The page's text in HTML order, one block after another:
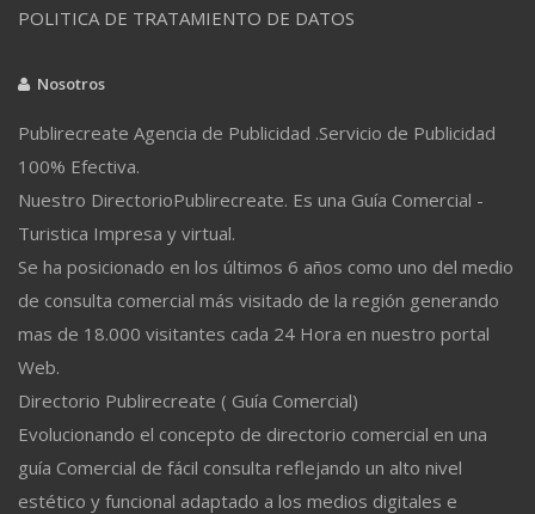
POLITICA DE TRATAMIENTO DE DATOS
Nosotros
Publirecreate Agencia de Publicidad .Servicio de Publicidad
100% Efectiva.
Nuestro DirectorioPublirecreate. Es una Guía Comercial -
Turistica Impresa y virtual.
Se ha posicionado en los últimos 6 años como uno del medio
de consulta comercial más visitado de la región generando
mas de 18.000 visitantes cada 24 Hora en nuestro portal
Web.
Directorio Publirecreate ( Guía Comercial)
Evolucionando el concepto de directorio comercial en una
guía Comercial de fácil consulta reflejando un alto nivel
estético y funcional adaptado a los medios digitales e